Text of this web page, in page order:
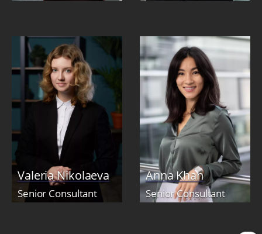
Valeria Nikolaeva
Senior Consultant
Anna Khan
Senior Consultant